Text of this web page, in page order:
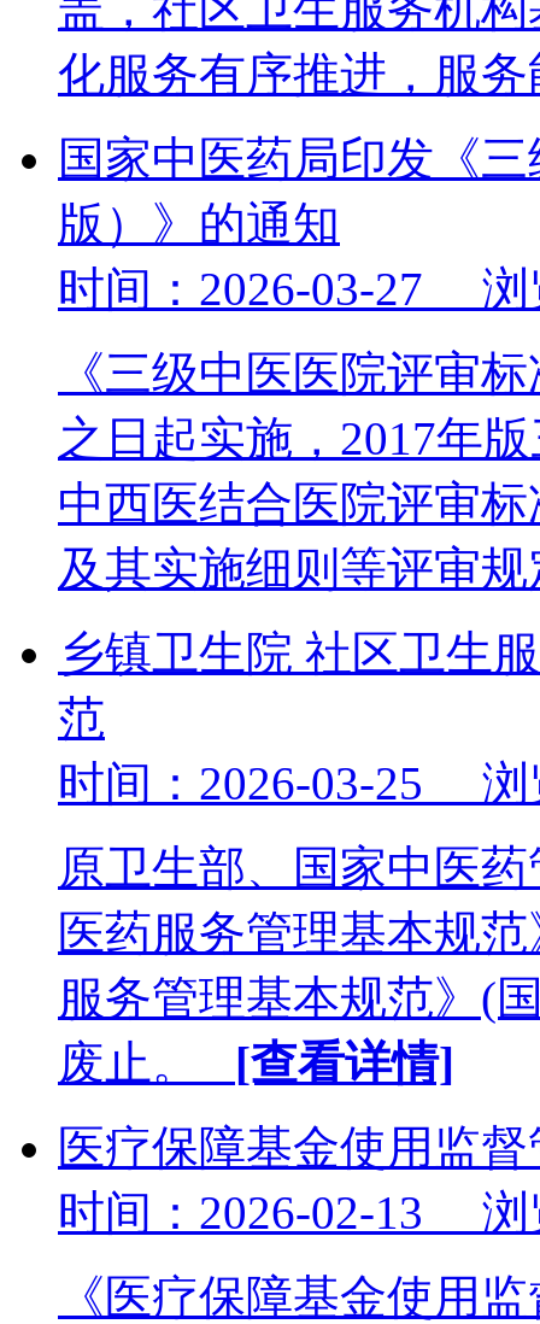
化服务有序推进，服
国家中医药局印发《
版）》的通知
时间：2026-03-27 浏
《三级中医医院评审
之日起实施，2017年
中西医结合医院评审
及其实施细则等评审
乡镇卫生院 社区卫生
范
时间：2026-03-25 浏
原卫生部、国家中医
医药服务管理基本规
服务管理基本规范》(
废止。 [查看详情]
医疗保障基金使用监
时间：2026-02-13 浏
《医疗保障基金使用